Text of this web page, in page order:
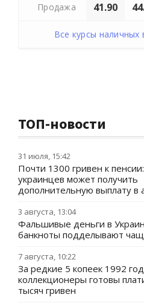
Продажа 41.90
Все курсы наличных
ТОП-новости
31 июля, 15:42
Почти 1300 гривен к
украинцев может получить
дополнительную выплату в
3 августа, 13:04
Фальшивые деньги в
банкноты подделывают
7 августа, 10:22
За редкие 5 копеек 1992
коллекционеры готовы
тысяч гривен